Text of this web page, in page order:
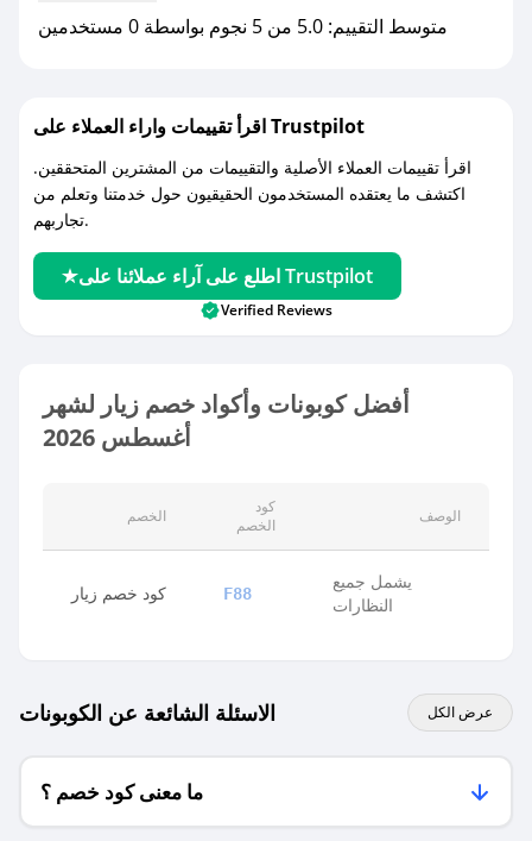
متوسط التقييم: 5.0 من 5 نجوم بواسطة 0 مستخدمين
اقرأ تقييمات واراء العملاء على Trustpilot
اقرأ تقييمات العملاء الأصلية والتقييمات من المشترين المتحققين.
اكتشف ما يعتقده المستخدمون الحقيقيون حول خدمتنا وتعلم من
تجاربهم.
اطلع على آراء عملائنا على Trustpilot
Verified Reviews
أفضل كوبونات وأكواد خصم زيار لشهر
أغسطس 2026
الخصم
كود
الخصم
الوصف
كود خصم زيار F88
يشمل جميع
النظارات
الاسئلة الشائعة عن الكوبونات عرض الكل
ما معنى كود خصم ؟